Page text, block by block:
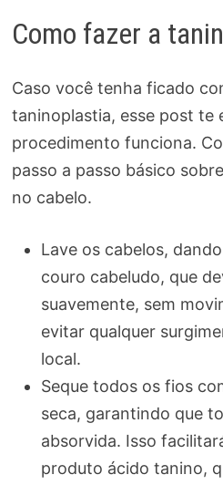
Como fazer a
Caso você tenha ficado
taninoplastia, esse post te
procedimento funciona.
passo a passo básico
no cabelo.
Lave os cabelos,
couro cabeludo, que
suavemente, sem
evitar qualquer
local.
Seque todos os fios
seca, garantindo que
absorvida. Isso
produto ácido tanino,